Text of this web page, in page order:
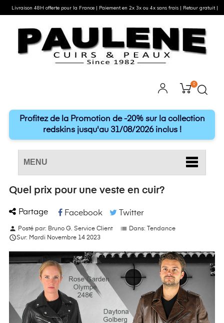
0
Profitez de la Promotion de -20% sur la collection
redskins jusqu'au 31/08/2026 inclus !
MENU
Quel prix pour une veste en cuir?
Partage Facebook Twitter
person Posté par: Bruno G. Service Client list Dans: Tendance
Sur: Mardi Novembre 14 2023
Livraison 48H offerte pour la France | Paiement en 2x 3x ou 4x sans frais | Retour gratuit |